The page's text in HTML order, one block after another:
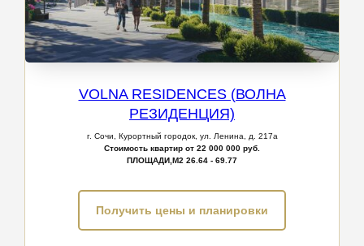
VOLNA RESIDENCES (ВОЛНА
РЕЗИДЕНЦИЯ)
г. Сочи, Курортный городок, ул. Ленина, д. 217а
Стоимость квартир от 22 000 000 руб.
ПЛОЩАДИ,М2 26.64 - 69.77
Получить цены и планировки